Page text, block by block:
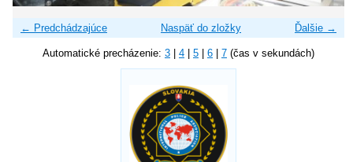
← Predchádzajúce Ďalšie →
Naspäť do zložky
Automatické precházenie: 3 4 5 6 7 (čas v sekundách)